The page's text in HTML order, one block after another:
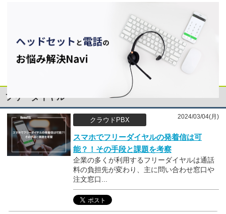
フリーダイヤル
2024/03/04(月)
クラウドPBX
スマホでフリーダイヤルの発着信は可
能？！その手段と課題を考察
企業の多くが利用するフリーダイヤルは通話
料の負担先が変わり、主に問い合わせ窓口や
注文窓口...